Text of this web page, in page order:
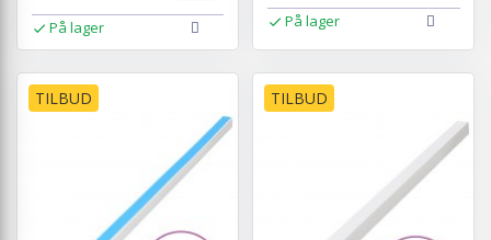
På lager På lager
TILBUD TILBUD